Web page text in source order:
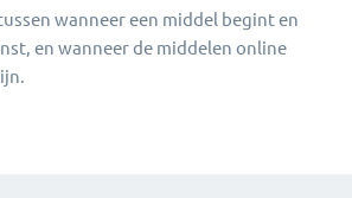
wanneer een middel begint en
en wanneer de middelen online